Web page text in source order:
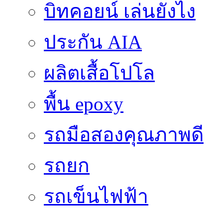
บิทคอยน์ เล่นยังไง
ประกัน AIA
ผลิตเสื้อโปโล
พื้น epoxy
รถมือสองคุณภาพดี
รถยก
รถเข็นไฟฟ้า